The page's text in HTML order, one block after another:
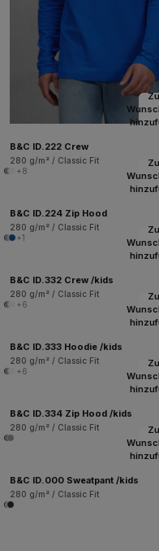
B&C ID.222 Crew
280 g/m² / Classic Fit
+8
B&C ID.224 Zip Hood
280 g/m² / Classic Fit
+1
B&C ID.332 Crew /kids
280 g/m² / Classic Fit
+6
B&C ID.333 Hoodie /kids
280 g/m² / Classic Fit
+6
B&C ID.334 Zip Hood /kids
280 g/m² / Classic Fit
B&C ID.000 Sweatpant /kids
280 g/m² / Classic Fit